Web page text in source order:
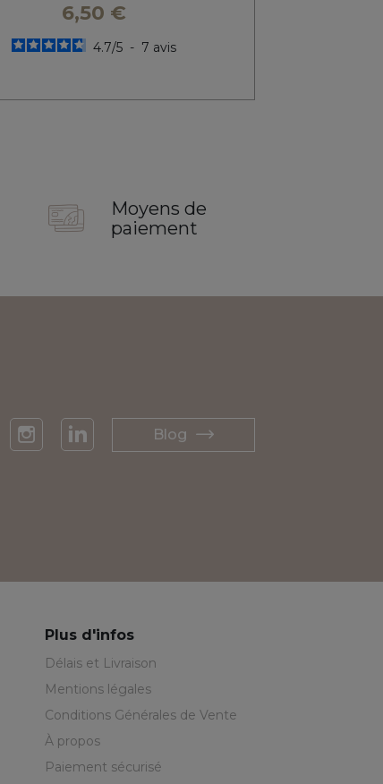
6,50 €
4.7/5 - 7 avis
Moyens de
paiement
Instagram
LinkedIn
Blog
Plus d'infos
Délais et Livraison
Mentions légales
Conditions Générales de Vente
À propos
Paiement sécurisé